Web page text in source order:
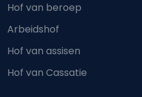
Hof van beroep
Arbeidshof
Hof van assisen
Hof van Cassatie